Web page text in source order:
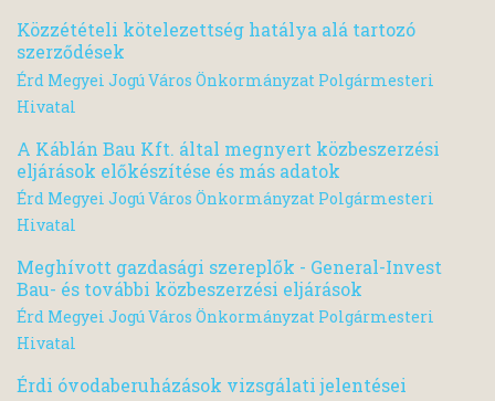
Közzétételi kötelezettség hatálya alá tartozó
szerződések
Érd Megyei Jogú Város Önkormányzat Polgármesteri
Hivatal
A Káblán Bau Kft. által megnyert közbeszerzési
eljárások előkészítése és más adatok
Érd Megyei Jogú Város Önkormányzat Polgármesteri
Hivatal
Meghívott gazdasági szereplők - General-Invest
Bau- és további közbeszerzési eljárások
Érd Megyei Jogú Város Önkormányzat Polgármesteri
Hivatal
Érdi óvodaberuházások vizsgálati jelentései